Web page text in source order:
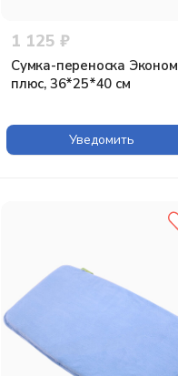
1 125 ₽
Сумка-переноска Эконом
плюс, 36*25*40 см
Уведомить